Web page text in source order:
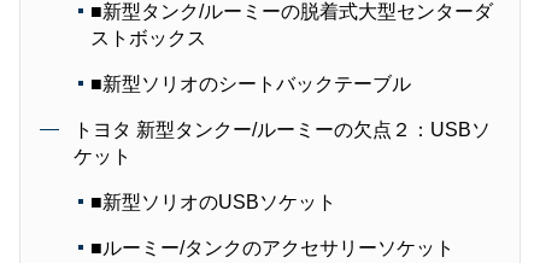
■新型タンク/ルーミーの脱着式大型センターダ
ストボックス
■新型ソリオのシートバックテーブル
トヨタ 新型タンクー/ルーミーの欠点２：USBソ
ケット
■新型ソリオのUSBソケット
■ルーミー/タンクのアクセサリーソケット